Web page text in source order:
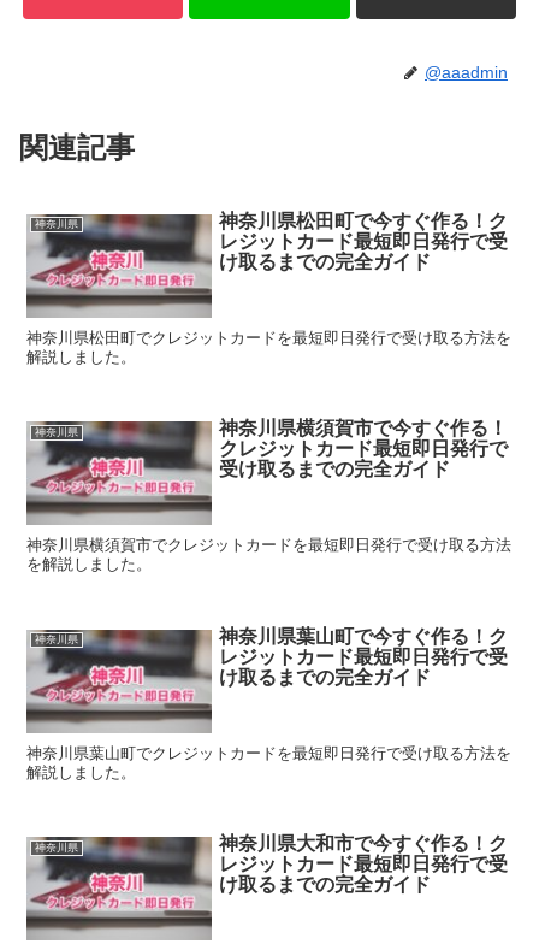
@aaadmin
関連記事
神奈川県
神奈川県松田町で今すぐ作る！ク
レジットカード最短即日発行で受
け取るまでの完全ガイド
神奈川県松田町でクレジットカードを最短即日発行で受け取る方法を
解説しました。
神奈川県
神奈川県横須賀市で今すぐ作る！
クレジットカード最短即日発行で
受け取るまでの完全ガイド
神奈川県横須賀市でクレジットカードを最短即日発行で受け取る方法
を解説しました。
神奈川県
神奈川県葉山町で今すぐ作る！ク
レジットカード最短即日発行で受
け取るまでの完全ガイド
神奈川県葉山町でクレジットカードを最短即日発行で受け取る方法を
解説しました。
神奈川県
神奈川県大和市で今すぐ作る！ク
レジットカード最短即日発行で受
け取るまでの完全ガイド